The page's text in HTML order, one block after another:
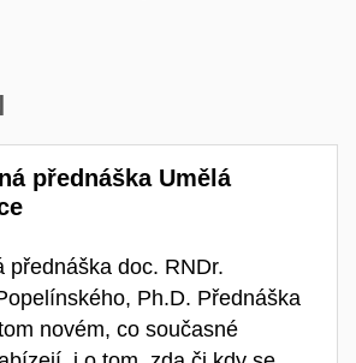
přednáška Umělá
přednáška doc. RNDr.
Ph.D. Přednáška
novém, co současné